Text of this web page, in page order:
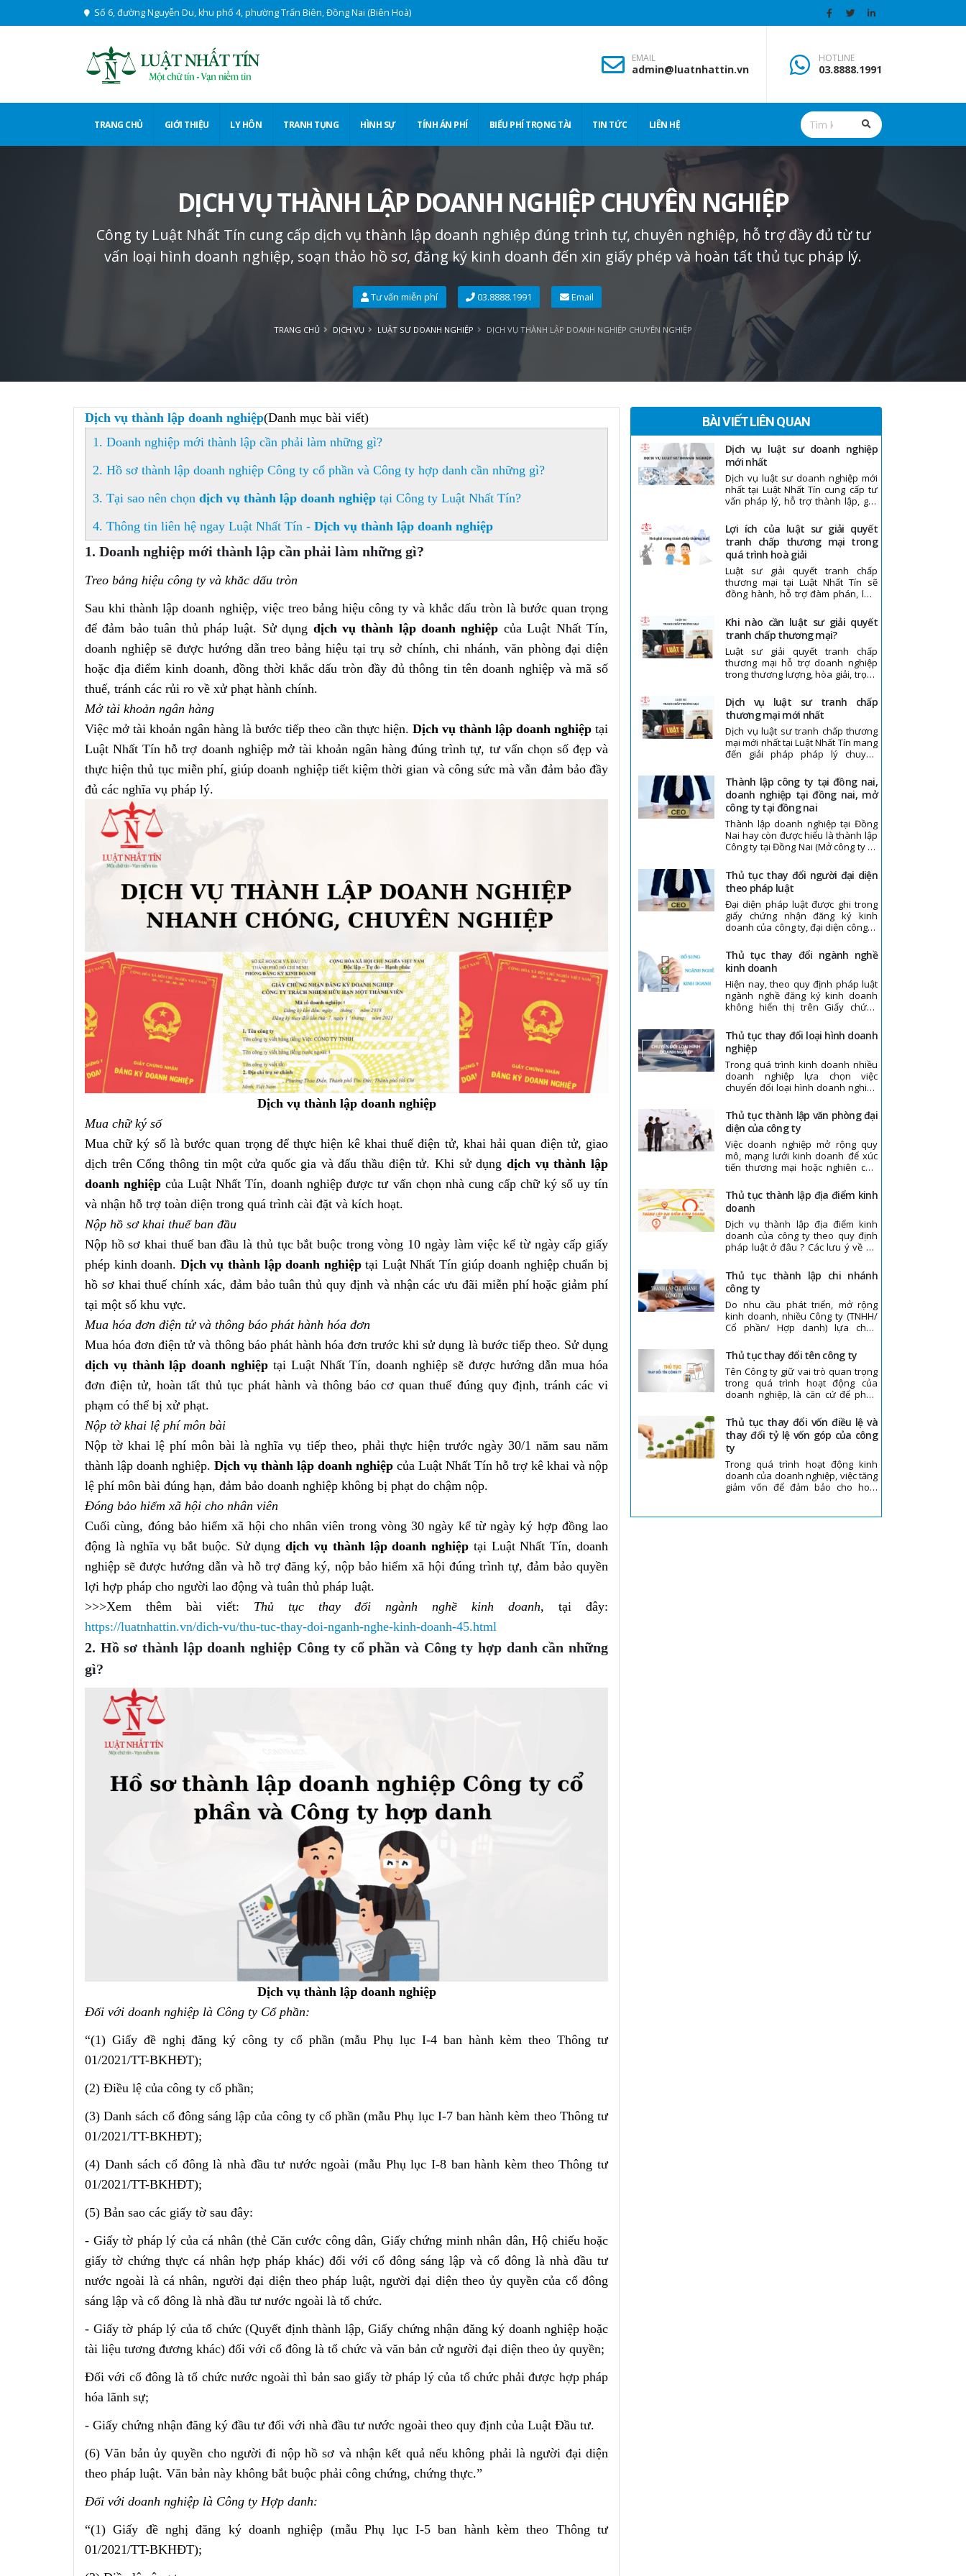
Số 6, đường Nguyễn Du, khu phố 4, phường Trấn Biên, Đồng Nai (Biên Hoà)
EMAIL
admin@luatnhattin.vn
HOTLINE
03.8888.1991
TRANG CHỦ GIỚI THIỆU LY HÔN TRANH TỤNG HÌNH SỰ TÍNH ÁN PHÍ BIỂU PHÍ TRỌNG TÀI TIN TỨC LIÊN HỆ
DỊCH VỤ THÀNH LẬP DOANH NGHIỆP CHUYÊN NGHIỆP
Công ty Luật Nhất Tín cung cấp dịch vụ thành lập doanh nghiệp đúng trình tự, chuyên nghiệp, hỗ trợ đầy đủ từ tư
vấn loại hình doanh nghiệp, soạn thảo hồ sơ, đăng ký kinh doanh đến xin giấy phép và hoàn tất thủ tục pháp lý.
Tư vấn miễn phí 03.8888.1991 Email
TRANG CHỦ DỊCH VỤ LUẬT SƯ DOANH NGHIỆP DỊCH VỤ THÀNH LẬP DOANH NGHIỆP CHUYÊN NGHIỆP
Dịch vụ thành lập doanh nghiệp(Danh mục bài viết)
1. Doanh nghiệp mới thành lập cần phải làm những gì?
2. Hồ sơ thành lập doanh nghiệp Công ty cổ phần và Công ty hợp danh cần những gì?
3. Tại sao nên chọn dịch vụ thành lập doanh nghiệp tại Công ty Luật Nhất Tín?
4. Thông tin liên hệ ngay Luật Nhất Tín - Dịch vụ thành lập doanh nghiệp
1. Doanh nghiệp mới thành lập cần phải làm những gì?
Treo bảng hiệu công ty và khắc dấu tròn
Sau khi thành lập doanh nghiệp, việc treo bảng hiệu công ty và khắc dấu tròn là bước quan trọng
để đảm bảo tuân thủ pháp luật. Sử dụng dịch vụ thành lập doanh nghiệp của Luật Nhất Tín,
doanh nghiệp sẽ được hướng dẫn treo bảng hiệu tại trụ sở chính, chi nhánh, văn phòng đại diện
hoặc địa điểm kinh doanh, đồng thời khắc dấu tròn đầy đủ thông tin tên doanh nghiệp và mã số
thuế, tránh các rủi ro về xử phạt hành chính.
Mở tài khoản ngân hàng
Việc mở tài khoản ngân hàng là bước tiếp theo cần thực hiện. Dịch vụ thành lập doanh nghiệptại
Luật Nhất Tín hỗ trợ doanh nghiệp mở tài khoản ngân hàng đúng trình tự, tư vấn chọn số đẹp và
thực hiện thủ tục miễn phí, giúp doanh nghiệp tiết kiệm thời gian và công sức mà vẫn đảm bảo đầy
đủ các nghĩa vụ pháp lý.
Dịch vụ thành lập doanh nghiệp
Mua chữ ký số
Mua chữ ký số là bước quan trọng để thực hiện kê khai thuế điện tử, khai hải quan điện tử, giao
dịch trên Cổng thông tin một cửa quốc gia và đấu thầu điện tử. Khi sử dụngdịch vụ thành lập
doanh nghiệp của Luật Nhất Tín, doanh nghiệp được tư vấn chọn nhà cung cấp chữ ký số uy tín
và nhận hỗ trợ toàn diện trong quá trình cài đặt và kích hoạt.
Nộp hồ sơ khai thuế ban đầu
Nộp hồ sơ khai thuế ban đầu là thủ tục bắt buộc trong vòng 10 ngày làm việc kể từ ngày cấp giấy
phép kinh doanh. Dịch vụ thành lập doanh nghiệptại Luật Nhất Tín giúp doanh nghiệp chuẩn bị
hồ sơ khai thuế chính xác, đảm bảo tuân thủ quy định và nhận các ưu đãi miễn phí hoặc giảm phí
tại một số khu vực.
Mua hóa đơn điện tử và thông báo phát hành hóa đơn
Mua hóa đơn điện tử và thông báo phát hành hóa đơn trước khi sử dụng là bước tiếp theo. Sử dụng
dịch vụ thành lập doanh nghiệp tại Luật Nhất Tín, doanh nghiệp sẽ được hướng dẫn mua hóa
đơn điện tử, hoàn tất thủ tục phát hành và thông báo cơ quan thuế đúng quy định, tránh các vi
phạm có thể bị xử phạt.
Nộp tờ khai lệ phí môn bài
Nộp tờ khai lệ phí môn bài là nghĩa vụ tiếp theo, phải thực hiện trước ngày 30/1 năm sau năm
thành lập doanh nghiệp. Dịch vụ thành lập doanh nghiệp của Luật Nhất Tín hỗ trợ kê khai và nộp
lệ phí môn bài đúng hạn, đảm bảo doanh nghiệp không bị phạt do chậm nộp.
Đóng bảo hiểm xã hội cho nhân viên
Cuối cùng, đóng bảo hiểm xã hội cho nhân viên trong vòng 30 ngày kể từ ngày ký hợp đồng lao
động là nghĩa vụ bắt buộc. Sử dụngdịch vụ thành lập doanh nghiệp tại Luật Nhất Tín, doanh
nghiệp sẽ được hướng dẫn và hỗ trợ đăng ký, nộp bảo hiểm xã hội đúng trình tự, đảm bảo quyền
lợi hợp pháp cho người lao động và tuân thủ pháp luật.
>>>Xem thêm bài viết: Thủ tục thay đổi ngành nghề kinh doanh, tại đây:
https://luatnhattin.vn/dich-vu/thu-tuc-thay-doi-nganh-nghe-kinh-doanh-45.html
2. Hồ sơ thành lập doanh nghiệp Công ty cổ phần và Công ty hợp danh cần những
gì?
Dịch vụ thành lập doanh nghiệp
Đối với doanh nghiệp là Công ty Cổ phần:
“(1) Giấy đề nghị đăng ký công ty cổ phần (mẫu Phụ lục I-4 ban hành kèm theo Thông tư
01/2021/TT-BKHĐT);
(2) Điều lệ của công ty cổ phần;
(3) Danh sách cổ đông sáng lập của công ty cổ phần (mẫu Phụ lục I-7 ban hành kèm theo Thông tư
01/2021/TT-BKHĐT);
(4) Danh sách cổ đông là nhà đầu tư nước ngoài (mẫu Phụ lục I-8 ban hành kèm theo Thông tư
01/2021/TT-BKHĐT);
(5) Bản sao các giấy tờ sau đây:
- Giấy tờ pháp lý của cá nhân (thẻ Căn cước công dân, Giấy chứng minh nhân dân, Hộ chiếu hoặc
giấy tờ chứng thực cá nhân hợp pháp khác) đối với cổ đông sáng lập và cổ đông là nhà đầu tư
nước ngoài là cá nhân, người đại diện theo pháp luật, người đại diện theo ủy quyền của cổ đông
sáng lập và cổ đông là nhà đầu tư nước ngoài là tổ chức.
- Giấy tờ pháp lý của tổ chức (Quyết định thành lập, Giấy chứng nhận đăng ký doanh nghiệp hoặc
tài liệu tương đương khác) đối với cổ đông là tổ chức và văn bản cử người đại diện theo ủy quyền;
Đối với cổ đông là tổ chức nước ngoài thì bản sao giấy tờ pháp lý của tổ chức phải được hợp pháp
hóa lãnh sự;
- Giấy chứng nhận đăng ký đầu tư đối với nhà đầu tư nước ngoài theo quy định của Luật Đầu tư.
(6) Văn bản ủy quyền cho người đi nộp hồ sơ và nhận kết quả nếu không phải là người đại diện
theo pháp luật. Văn bản này không bắt buộc phải công chứng, chứng thực.”
Đối với doanh nghiệp là Công ty Hợp danh:
“(1) Giấy đề nghị đăng ký doanh nghiệp (mẫu Phụ lục I-5 ban hành kèm theo Thông tư
01/2021/TT-BKHĐT);
BÀI VIẾT LIÊN QUAN
dịch vụ luật sư doanh nghiệp
mới nhất
Dịch vụ luật sư doanh nghiệp mới
nhất tại Luật Nhất Tín cung cấp tư
vấn pháp lý, hỗ trợ thành lập, giải
lợi doanh nghiệp, giúp doanh
nghiệp hoạt động an toàn, hiệu
quả và tuân thủ pháp luật.
lợi ích của luật sư giải quyết
tranh chấp thương mại trong
quá trình hoà giải
Luật sư giải quyết tranh chấp
thương mại tại Luật Nhất Tín sẽ
đồng hành, hỗ trợ đàm phán, làm
quả thỏa thuận công bằng, minh
bạch. Với kinh nghiệm nhiều năm
trong lĩnh vực giải quyết tranh chấp
thương mại, Luật Nhất Tín cam kết
mang đến dịch vụ luật sư tranh
chấp thương mại uy tín, chuyên
khi nào cần luật sư giải quyết
tranh chấp thương mại?
Luật sư giải quyết tranh chấp
thương mại hỗ trợ doanh nghiệp
trong thương lượng, hòa giải, trọng
nên thuê luật sư để tránh rủi ro
pháp lý.
dịch vụ luật sư tranh chấp
thương mại mới nhất
Dịch vụ luật sư tranh chấp thương
mại mới nhất tại Luật Nhất Tín mang
đến giải pháp pháp lý chuyên
giúp doanh nghiệp bảo vệ tối đa
quyền lợi, duy trì uy tín và hạn chế
rủi ro trong hoạt động kinh doanh.
thành lập công ty tại đồng nai,
doanh nghiệp tại đồng nai, mở
công ty tại đồng nai
Thành lập doanh nghiệp tại Đồng
Nai hay còn được hiểu là thành lập
Công ty tại Đồng Nai (Mở công ty tại
gian bao lâu và phí dịch vụ như thế
nào?
thủ tục thay đổi người đại diện
theo pháp luật
Đại diện pháp luật được ghi trong
giấy chứng nhận đăng ký kinh
doanh của công ty, đại diện công ty
hành chính vì lợi ích của công ty và
đã được trao quyền để tổ chức,
quản lý, hoạt động của công ty.
Theo như Luật Doanh nghiệp hiện
hành thì thủ tục thay đổi người đại
diện theo pháp luật của công ty đối
ngoài hiện nay đều giống nhau.
thủ tục thay đổi ngành nghề
kinh doanh
Hiện nay, theo quy định pháp luật
ngành nghề đăng ký kinh doanh
không hiển thị trên Giấy chứng
Nhưng trong quá trình hoạt động
doanh nghiệp vẫn cần xác định rõ
ngành nghề kinh doanh cụ thể
thủ tục thay đổi loại hình doanh
nghiệp
Trong quá trình kinh doanh nhiều
doanh nghiệp lựa chọn việc
chuyển đổi loại hình doanh nghiệp
chuyên nghiệp hóa quản trị, đồng
thời giải quyết những khó khăn
pháp lý mà doanh nghiệp đang
gặp phải.
thủ tục thành lập văn phòng đại
diện của công ty
Việc doanh nghiệp mở rộng quy
mô, mạng lưới kinh doanh để xúc
tiến thương mại hoặc nghiên cứu
nên, việc thành lập Văn phòng đại
diện có thể là một trong những
phương án doanh nghiệp nên tính
tới
thủ tục thành lập địa điểm kinh
doanh
Dịch vụ thành lập địa điểm kinh
doanh của công ty theo quy định
pháp luật ở đâu ? Các lưu ý về hồ
doanh mà chúng ta cần chú ý.
thủ tục thành lập chi nhánh
công ty
​​​​​​​Do nhu cầu phát triển, mở rộng
kinh doanh, nhiều Công ty (TNHH/
Cổ phần/ Hợp danh) lựa chọn
khác tỉnh với trụ sở chính
thủ tục thay đổi tên công ty
Tên Công ty giữ vai trò quan trọng
trong quá trình hoạt động của
doanh nghiệp, là căn cứ để phân
công ty khác. Vì nhiều lý do, các
công ty vẫn có nhu cầu thay đổi tên
thủ tục thay đổi vốn điều lệ và
thay đổi tỷ lệ vốn góp của công
ty
Trong quá trình hoạt động kinh
doanh của doanh nghiệp, việc tăng
giảm vốn để đảm bảo cho hoạt